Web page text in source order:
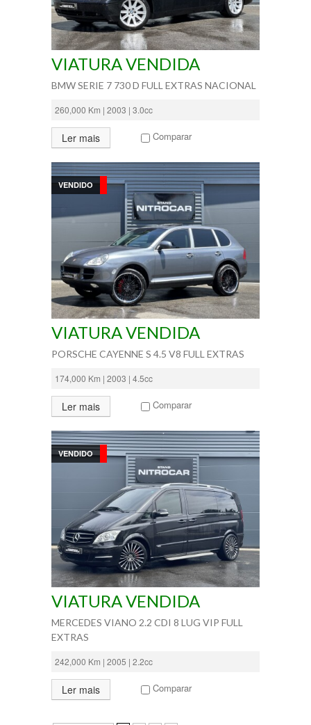
VIATURA VENDIDA
BMW SERIE 7 730 D FULL EXTRAS NACIONAL
260,000 Km | 2003 | 3.0cc
Ler mais Comparar
VENDIDO
VIATURA VENDIDA
PORSCHE CAYENNE S 4.5 V8 FULL EXTRAS
174,000 Km | 2003 | 4.5cc
Ler mais Comparar
VENDIDO
VIATURA VENDIDA
MERCEDES VIANO 2.2 CDI 8 LUG VIP FULL
EXTRAS
242,000 Km | 2005 | 2.2cc
Ler mais Comparar